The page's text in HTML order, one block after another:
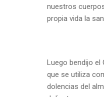
nuestros
propia vida la
Luego bendijo el
que se utiliza
dolencias del